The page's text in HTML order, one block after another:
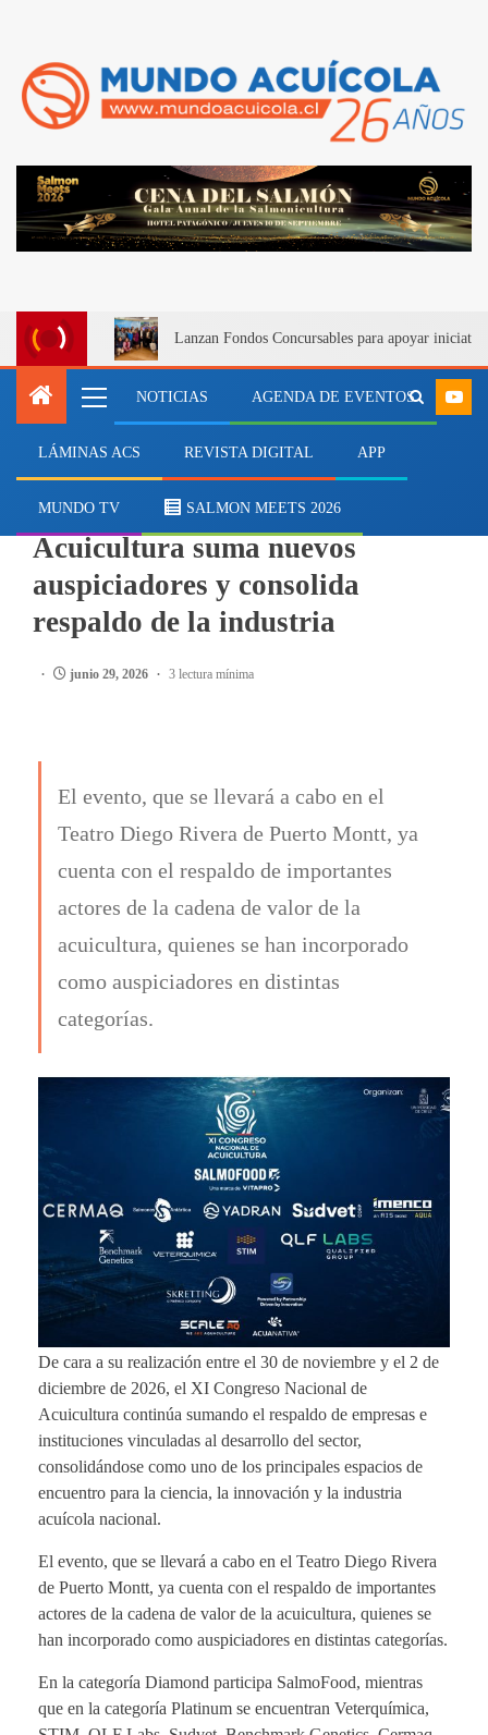
Lanzan Fondos Concursables para apoyar
NOTICIAS AGENDA DE EVENTOS
LÁMINAS ACS REVISTA DIGITAL APP
MUNDO TV SALMON MEETS 2026
XI Congreso Nacional de
Acuicultura suma nuevos
auspiciadores y consolida
respaldo de la industria
junio 29, 2026 3 lectura mínima
El evento, que se llevará a cabo en el
Teatro Diego Rivera de Puerto Montt, ya
cuenta con el respaldo de importantes
actores de la cadena de valor de la
acuicultura, quienes se han incorporado
como auspiciadores en distintas
categorías.
De cara a su realización entre el 30 de noviembre y el 2 de
diciembre de 2026, el XI Congreso Nacional de
Acuicultura continúa sumando el respaldo de empresas e
instituciones vinculadas al desarrollo del sector,
consolidándose como uno de los principales espacios de
encuentro para la ciencia, la innovación y la industria
acuícola nacional.
El evento, que se llevará a cabo en el Teatro Diego Rivera
de Puerto Montt, ya cuenta con el respaldo de importantes
actores de la cadena de valor de la acuicultura, quienes se
han incorporado como auspiciadores en distintas categorías.
En la categoría Diamond participa SalmoFood, mientras
que en la categoría Platinum se encuentran Veterquímica,